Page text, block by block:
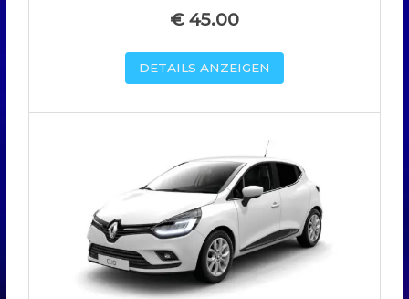
€ 45.00
DETAILS ANZEIGEN